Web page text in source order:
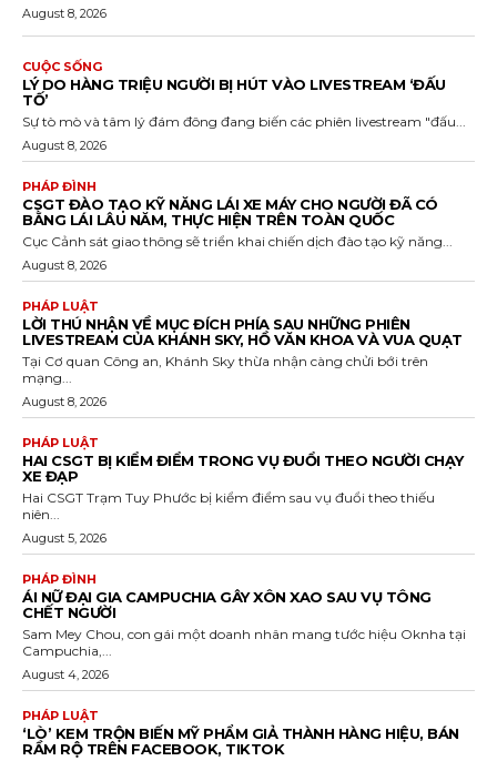
August 8, 2026
CUỘC SỐNG
LÝ DO HÀNG TRIỆU NGƯỜI BỊ HÚT VÀO LIVESTREAM ‘ĐẤU
TỐ’
Sự tò mò và tâm lý đám đông đang biến các phiên livestream "đấu...
August 8, 2026
PHÁP ĐÌNH
CSGT ĐÀO TẠO KỸ NĂNG LÁI XE MÁY CHO NGƯỜI ĐÃ CÓ
BẰNG LÁI LÂU NĂM, THỰC HIỆN TRÊN TOÀN QUỐC
Cục Cảnh sát giao thông sẽ triển khai chiến dịch đào tạo kỹ năng...
August 8, 2026
PHÁP LUẬT
LỜI THÚ NHẬN VỀ MỤC ĐÍCH PHÍA SAU NHỮNG PHIÊN
LIVESTREAM CỦA KHÁNH SKY, HỒ VĂN KHOA VÀ VUA QUẠT
Tại Cơ quan Công an, Khánh Sky thừa nhận càng chửi bới trên
mạng...
August 8, 2026
PHÁP LUẬT
HAI CSGT BỊ KIỂM ĐIỂM TRONG VỤ ĐUỔI THEO NGƯỜI CHẠY
XE ĐẠP
Hai CSGT Trạm Tuy Phước bị kiểm điểm sau vụ đuổi theo thiếu
niên...
August 5, 2026
PHÁP ĐÌNH
ÁI NỮ ĐẠI GIA CAMPUCHIA GÂY XÔN XAO SAU VỤ TÔNG
CHẾT NGƯỜI
Sam Mey Chou, con gái một doanh nhân mang tước hiệu Oknha tại
Campuchia,...
August 4, 2026
PHÁP LUẬT
‘LÒ’ KEM TRỘN BIẾN MỸ PHẨM GIẢ THÀNH HÀNG HIỆU, BÁN
RẦM RỘ TRÊN FACEBOOK, TIKTOK